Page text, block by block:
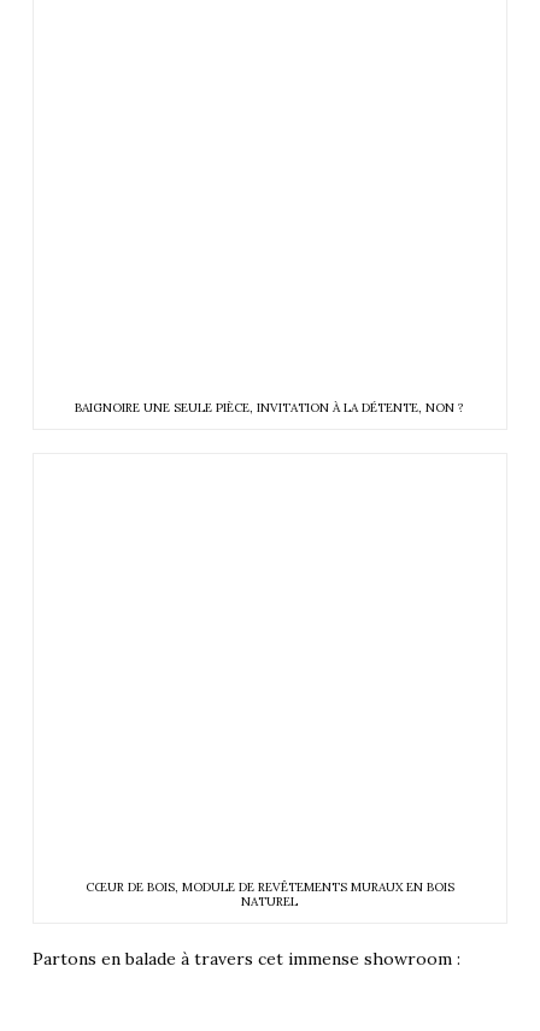
BAIGNOIRE UNE SEULE PIÈCE, INVITATION À LA DÉTENTE, NON ?
CŒUR DE BOIS, MODULE DE REVÊTEMENTS MURAUX EN BOIS
NATUREL
Partons en balade à travers cet immense showroom :